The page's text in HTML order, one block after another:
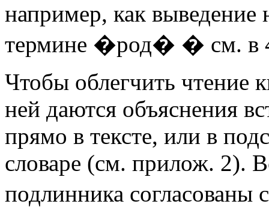
например, как
термине �род� � см. в
Чтобы облегчить чтение
ней даются объяснения
прямо в тексте, или в
словаре (см. прилож. 2).
подлинника согласованы